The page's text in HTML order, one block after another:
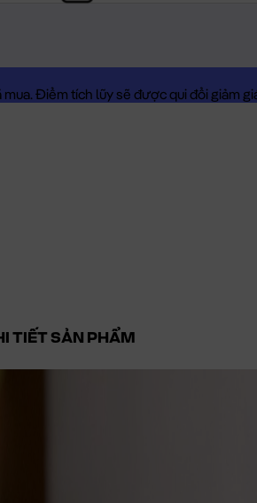
Điểm tích lũy sẽ được qui đổi giảm
TIẾT SẢN PHẨM